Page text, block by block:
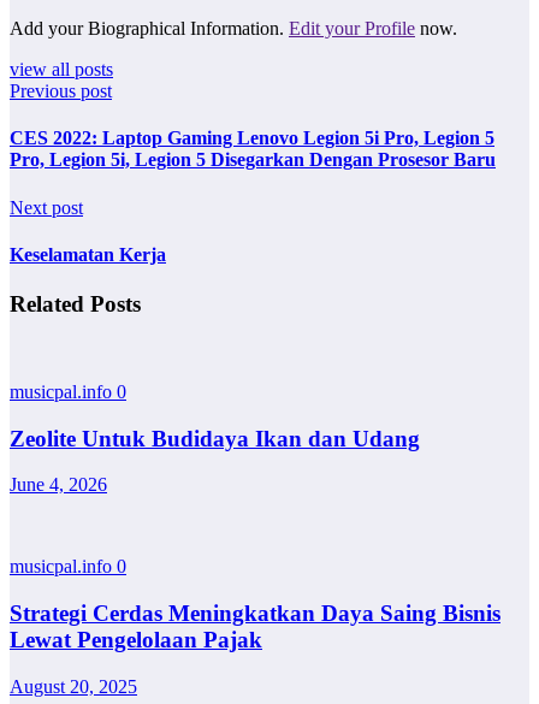
Add your Biographical Information. Edit your Profile now.
view all posts
Previous post
CES 2022: Laptop Gaming Lenovo Legion 5i Pro, Legion 5
Pro, Legion 5i, Legion 5 Disegarkan Dengan Prosesor Baru
Next post
Keselamatan Kerja
Related Posts
musicpal.info 0
Zeolite Untuk Budidaya Ikan dan Udang
June 4, 2026
musicpal.info 0
Strategi Cerdas Meningkatkan Daya Saing Bisnis
Lewat Pengelolaan Pajak
August 20, 2025